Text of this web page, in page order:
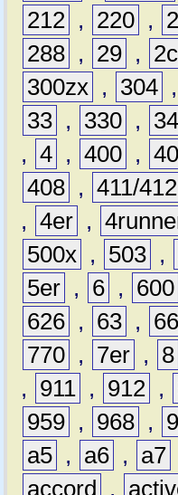
212
, 220 ,
288 , 29 ,
300zx , 304 ,
33 , 330 , 34
, 4 , 400 ,
408 , 411/412
, 4er ,
500x , 503 ,
5er , 6 , 600
626 , 63 , 66
770 , 7er , 8
,
911 , 912 ,
959 , 968 ,
a5 , a6 , a7
accord
,